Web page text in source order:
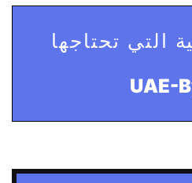
التي تحتاجها
UAE-